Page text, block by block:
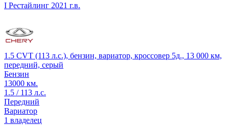
I Рестайлинг 2021 г.в.
1.5 CVT (113 л.с.), бензин, вариатор, кроссовер 5д., 13 000 км,
передний, серый
Бензин
13000 км.
1.5 / 113 л.с.
Передний
Вариатор
1 владелец